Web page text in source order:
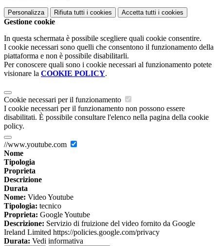
Personalizza Rifiuta tutti i cookies Accetta tutti i cookies
Gestione cookie
In questa schermata è possibile scegliere quali cookie consentire.
I cookie necessari sono quelli che consentono il funzionamento della
piattaforma e non è possibile disabilitarli.
Per conoscere quali sono i cookie necessari al funzionamento potete
visionare la COOKIE POLICY.
Cookie necessari per il funzionamento
I cookie necessari per il funzionamento non possono essere
disabilitati. È possibile consultare l'elenco nella pagina della cookie
policy.
//www.youtube.com
Nome
Tipologia
Proprieta
Descrizione
Durata
Nome: Video Youtube
Tipologia: tecnico
Proprieta: Google Youtube
Descrizione: Servizio di fruizione del video fornito da Google
Ireland Limited https://policies.google.com/privacy
Durata: Vedi informativa